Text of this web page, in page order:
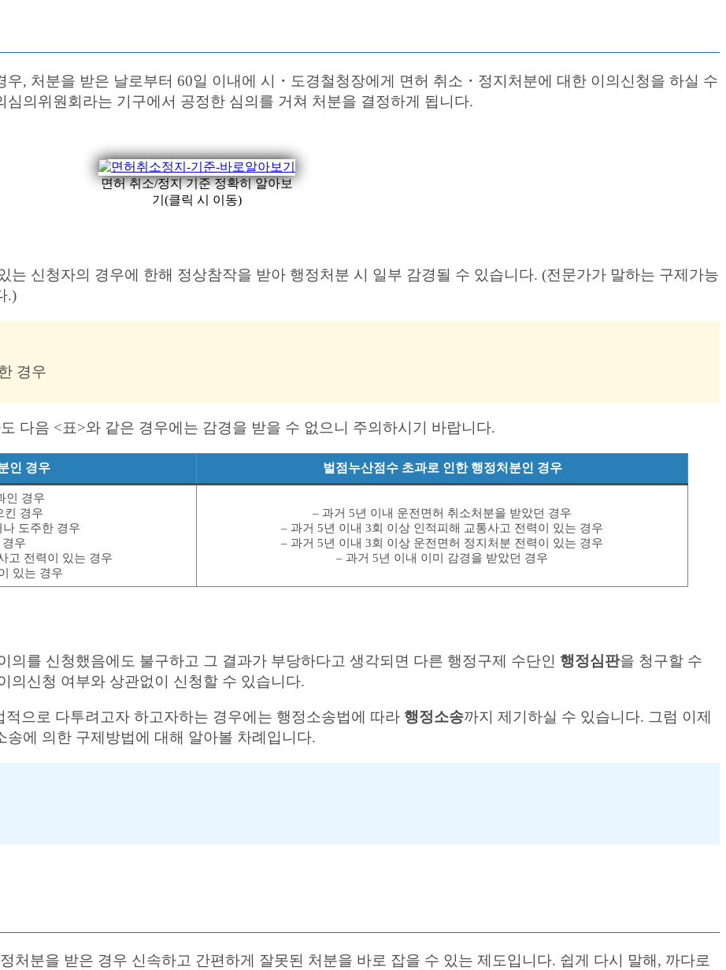
, 처분을 받은 날로부터 60일 이내에 시・도경철청장에게 면허 취소・정지처분에 대한 이의신청을 하실 수
의위원회라는 기구에서 공정한 심의를 거쳐 처분을 결정하게 됩니다.
면허 취소/정지 기준 정확히 알아보
기(클릭 시 이동)
는 신청자의 경우에 한해 정상참작을 받아 행정처분 시 일부 감경될 수 있습니다. (전문가가 말하는 구제가능
.)
경우
다음 <표>와 같은 경우에는 감경을 받을 수 없으니 주의하시기 바랍니다.
인 경우 벌점누산점수 초과로 인한 행정처분인 경우
인 경우
킨 경우
도주한 경우
우
고 전력이 있는 경우
있는 경우
– 과거 5년 이내 운전면허 취소처분을 받았던 경우
– 과거 5년 이내 3회 이상 인적피해 교통사고 전력이 있는 경우
– 과거 5년 이내 3회 이상 운전면허 정지처분 전력이 있는 경우
– 과거 5년 이내 이미 감경을 받았던 경우
의를 신청했음에도 불구하고 그 결과가 부당하다고 생각되면 다른 행정구제 수단인 행정심판을 청구할 수
의신청 여부와 상관없이 신청할 수 있습니다.
으로 다투려고자 하고자하는 경우에는 행정소송법에 따라 행정소송까지 제기하실 수 있습니다. 그럼 이제
에 의한 구제방법에 대해 알아볼 차례입니다.
처분을 받은 경우 신속하고 간편하게 잘못된 처분을 바로 잡을 수 있는 제도입니다. 쉽게 다시 말해, 까다로